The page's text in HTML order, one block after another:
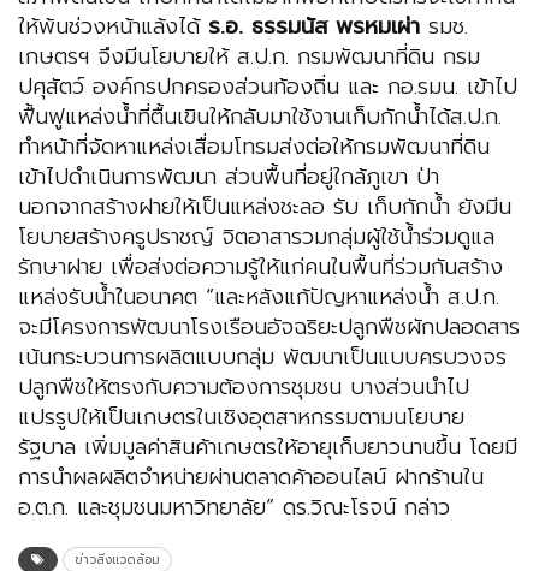
ให้พ้นช่วงหน้าแล้งได้ ร.อ. ธรรมนัส พรหมเผ่า รมช.
เกษตรฯ จึงมีนโยบายให้ ส.ป.ก. กรมพัฒนาที่ดิน กรม
ปศุสัตว์ องค์กรปกครองส่วนท้องถิ่น และ กอ.รมน. เข้าไป
ฟื้นฟูแหล่งน้ำที่ตื้นเขินให้กลับมาใช้งานเก็บกักน้ำได้ส.ป.ก.
ทำหน้าที่จัดหาแหล่งเสื่อมโทรมส่งต่อให้กรมพัฒนาที่ดิน
เข้าไปดำเนินการพัฒนา ส่วนพื้นที่อยู่ใกล้ภูเขา ป่า
นอกจากสร้างฝายให้เป็นแหล่งชะลอ รับ เก็บกักน้ำ ยังมีน
โยบายสร้างครูปราชญ์ จิตอาสารวมกลุ่มผู้ใช้น้ำร่วมดูแล
รักษาฝาย เพื่อส่งต่อความรู้ให้แก่คนในพื้นที่ร่วมกันสร้าง
แหล่งรับน้ำในอนาคต “และหลังแก้ปัญหาแหล่งน้ำ ส.ป.ก.
จะมีโครงการพัฒนาโรงเรือนอัจฉริยะปลูกพืชผักปลอดสาร
เน้นกระบวนการผลิตแบบกลุ่ม พัฒนาเป็นแบบครบวงจร
ปลูกพืชให้ตรงกับความต้องการชุมชน บางส่วนนำไป
แปรรูปให้เป็นเกษตรในเชิงอุตสาหกรรมตามนโยบาย
รัฐบาล เพิ่มมูลค่าสินค้าเกษตรให้อายุเก็บยาวนานขึ้น โดยมี
การนำผลผลิตจำหน่ายผ่านตลาดค้าออนไลน์ ฝากร้านใน
อ.ต.ก. และชุมชนมหาวิทยาลัย” ดร.วิณะโรจน์ กล่าว
ข่าวสิ่งแวดล้อม